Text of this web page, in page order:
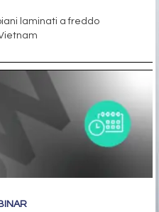
laminati a freddo